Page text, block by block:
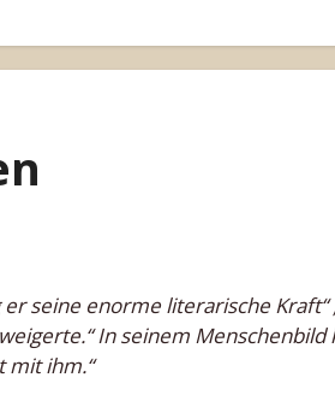
In seinem
mit ihm.“